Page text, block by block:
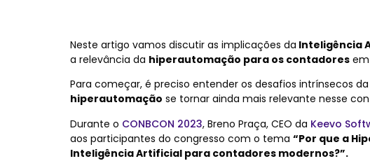
Neste artigo vamos discutir as implicações da Inteligência
a relevância da hiperautomação para os contadores em
Para começar, é preciso entender os desafios intrínsecos
hiperautomação se tornar ainda mais relevante nesse
Durante o CONBCON 2023, Breno Praça, CEO da Keevo
aos participantes do congresso com o tema “Por que a
Inteligência Artificial para contadores modernos?”.